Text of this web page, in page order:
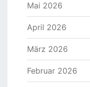
Mai 2026
April 2026
März 2026
Februar 2026